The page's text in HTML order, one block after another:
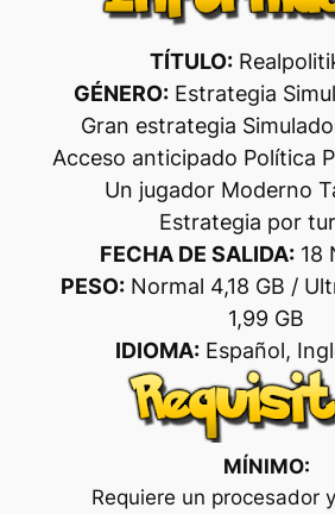
TÍTULO:
GÉNERO:Estrategia
Gran estrategia
Acceso anticipado Política
Un jugador Moderno
Estrategia por
FECHA DE SALIDA:18
PESO: Normal 4,18 GB /
1,99 GB
IDIOMA:Español,
MÍNIMO:
Requiere un procesador